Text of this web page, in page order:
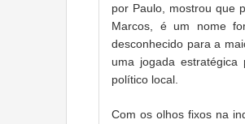
por Paulo, mostrou que
Marcos, é um nome
desconhecido para a
uma jogada
político local.
Com os olhos fixos na